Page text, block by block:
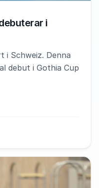
i
i Schweiz. Denna
debut i Gothia Cup